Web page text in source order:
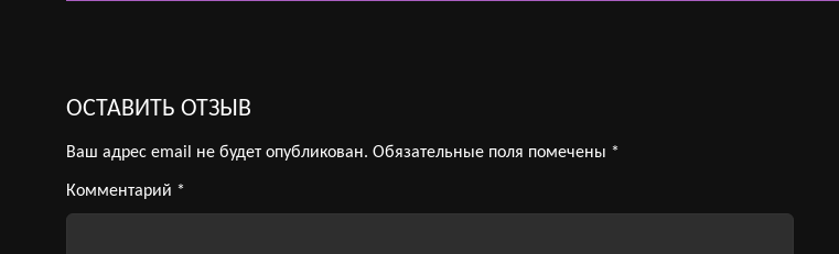
ОСТАВИТЬ ОТЗЫВ
Ваш адрес email не будет опубликован. Обязательные поля помечены *
Комментарий *